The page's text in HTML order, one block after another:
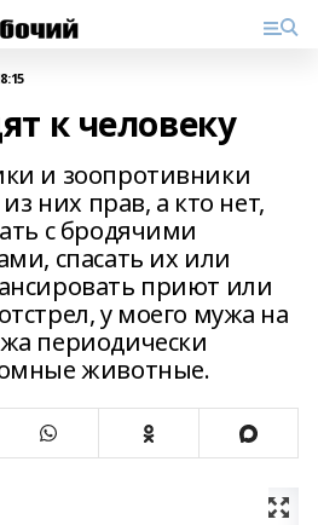
к человеку
и зоопротивники
них прав, а кто нет,
с бродячими
спасать их или
приют или
у моего мужа на
периодически
животные.